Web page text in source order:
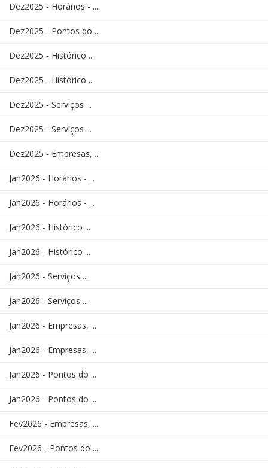
Dez2025 - Horários - ...
Dez2025 - Pontos do ...
Dez2025 - Histórico ...
Dez2025 - Histórico ...
Dez2025 - Serviços ...
Dez2025 - Serviços ...
Dez2025 - Empresas, ...
Jan2026 - Horários - ...
Jan2026 - Horários - ...
Jan2026 - Histórico ...
Jan2026 - Histórico ...
Jan2026 - Serviços ...
Jan2026 - Serviços ...
Jan2026 - Empresas, ...
Jan2026 - Empresas, ...
Jan2026 - Pontos do ...
Jan2026 - Pontos do ...
Fev2026 - Empresas, ...
Fev2026 - Pontos do ...